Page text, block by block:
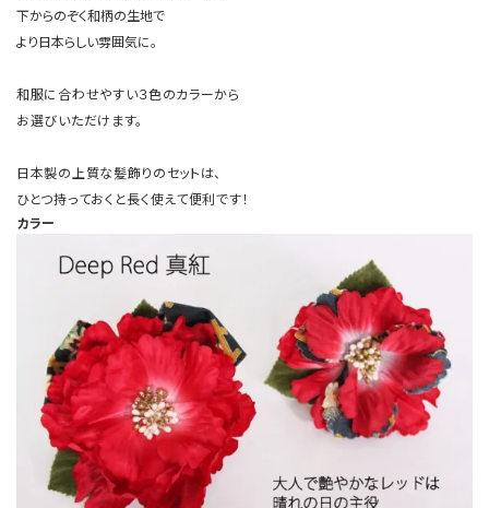
下からのぞく和柄の生地で
より日本らしい雰囲気に。
和服に合わせやすい３色のカラーから
お選びいただけます。
日本製の上質な髪飾りのセットは、
ひとつ持っておくと長く使えて便利です！
カラー